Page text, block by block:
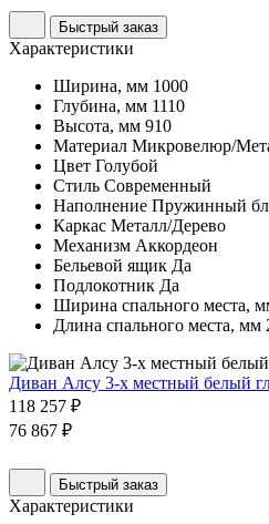
Быстрый заказ
Характеристики
Ширина, мм 1000
Глубина, мм 1110
Высота, мм 910
Материал Микровелюр/
Цвет Голубой
Стиль Современный
Наполнение Пружинный
Каркас Металл/Дерево
Механизм Аккордеон
Бельевой ящик Да
Подлокотник Да
Ширина спального места,
Длина спального места, мм
Диван Алсу 3-х местный белый
118 257 ₽
76 867 ₽
Быстрый заказ
Характеристики